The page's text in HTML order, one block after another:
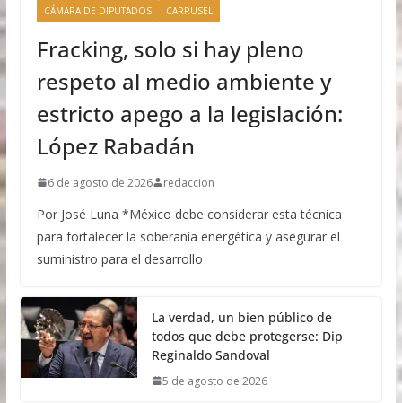
CÁMARA DE DIPUTADOS CARRUSEL
Fracking, solo si hay pleno
respeto al medio ambiente y
estricto apego a la legislación:
López Rabadán
6 de agosto de 2026 redaccion
Por José Luna *México debe considerar esta técnica
para fortalecer la soberanía energética y asegurar el
suministro para el desarrollo
La verdad, un bien público de
todos que debe protegerse: Dip
Reginaldo Sandoval
5 de agosto de 2026